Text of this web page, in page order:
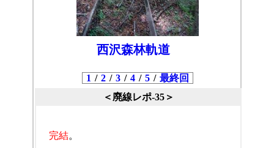
西沢森林軌道
1 / 2 / 3 / 4 / 5 / 最終回
＜廃線レポ-35＞
完結。